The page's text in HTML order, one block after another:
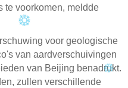
te voorkomen, meldde
voor geologische
van aardverschuivingen
van Beijing benadrukt.
zullen verschillende